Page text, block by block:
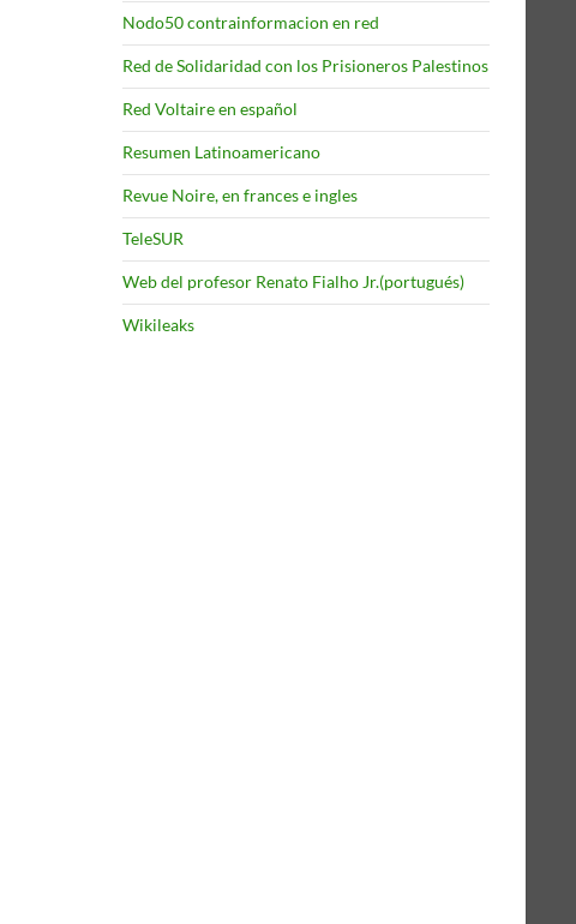
Nodo50 contrainformacion en red
Red de Solidaridad con los Prisioneros Palestinos
Red Voltaire en español
Resumen Latinoamericano
Revue Noire, en frances e ingles
TeleSUR
Web del profesor Renato Fialho Jr.(portugués)
Wikileaks